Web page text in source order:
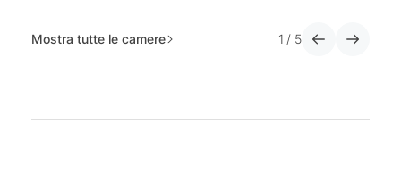
Mostra tutte le camere 1 / 5